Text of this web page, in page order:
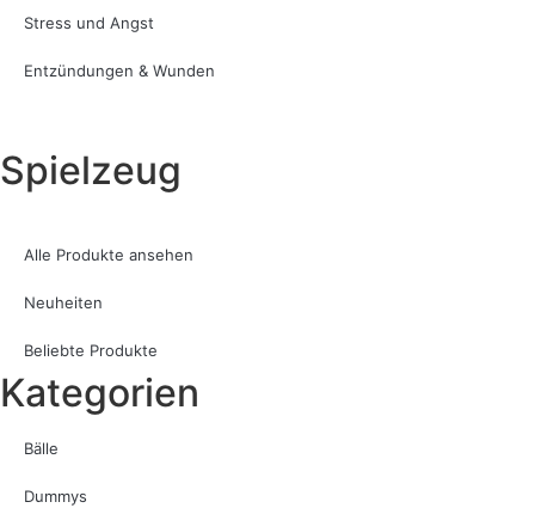
Stress und Angst
Entzündungen & Wunden
Spielzeug
Alle Produkte ansehen
Neuheiten
Beliebte Produkte
Kategorien
Bälle
Dummys